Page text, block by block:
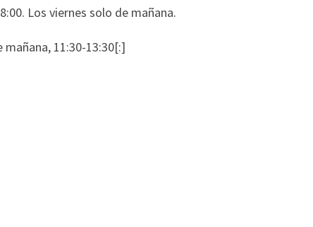
Los viernes solo de mañana.
11:30-13:30[:]